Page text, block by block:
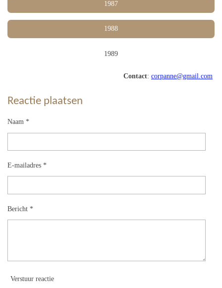
1987
1988
1989
Contact: corpanne@gmail.com
Reactie plaatsen
Naam *
E-mailadres *
Bericht *
Verstuur reactie